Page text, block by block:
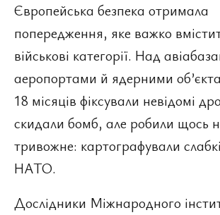
Європейська безпека отримала
попередження, яке важко
військові категорії. Над
аеропортами й ядерними
18 місяців фіксували невідомі
скидали бомб, але робили щось
тривожне: картографували
НАТО.
Дослідники Міжнародного